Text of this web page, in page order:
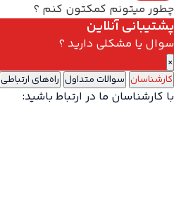
چطور میتونم کمکتون کنم ؟
پشتیبانی آنلاین
سوال یا مشکلی دارید ؟
×
کارشناسان سوالات متداول راه‌های ارتباطی
با کارشناسان ما در ارتباط باشید: